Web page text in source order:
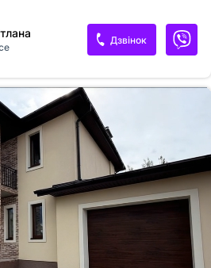
Площа: Загальна – 239 м², житлова –
- 66м2 В НАЯВНІОСТІ ВСІ КОМУНІКАЦІЇ :
з насосом, газ і електрика. Всі
та опалення будинку
котел, бойлер, тепла підлога
Асфальтований під’їзд. Поруч ліс,
сусіди давно проживають пору...
Дзвінок